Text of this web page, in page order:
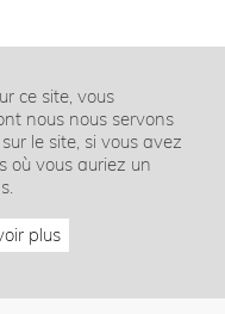
ce site, vous
nous nous servons
le site, si vous avez
où vous auriez un
plus